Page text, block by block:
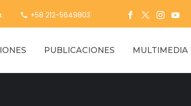
+58 212-5649803
PUBLICACIONES MULTIMEDIA